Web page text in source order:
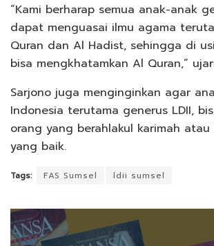
“Kami berharap semua anak-anak
dapat menguasai ilmu agama
Quran dan Al Hadist, sehingga di
bisa mengkhatamkan Al Quran,”
Sarjono juga menginginkan agar
Indonesia terutama generus LDII,
orang yang berahlakul karimah
yang baik.
Tags: FAS Sumsel ldii sumsel